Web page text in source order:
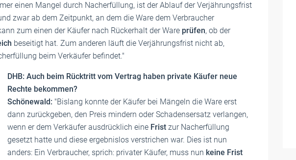
einen Mangel durch Nacherfüllung, ist der Ablauf der Verjährungsfrist
zwar ab dem Zeitpunkt, an dem die Ware dem Verbraucher
zum einen der Käufer nach Rückerhalt der Ware prüfen, ob der
beseitigt hat. Zum anderen läuft die Verjährungsfrist nicht ab,
beim Verkäufer befindet."
DHB: Auch beim Rücktritt vom Vertrag haben private Käufer neue
Rechte bekommen?
Schönewald: "Bislang konnte der Käufer bei Mängeln die Ware erst
dann zurückgeben, den Preis mindern oder Schadensersatz verlangen,
wenn er dem Verkäufer ausdrücklich eine Frist zur Nacherfüllung
gesetzt hatte und diese ergebnislos verstrichen war. Dies ist nun
anders: Ein Verbraucher, sprich: privater Käufer, muss nun keine Frist